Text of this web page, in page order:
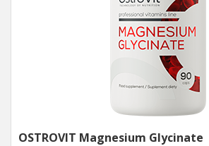
OSTROVIT Magnesium Glycinate